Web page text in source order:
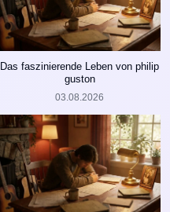
Das faszinierende Leben von philip
guston
03.08.2026